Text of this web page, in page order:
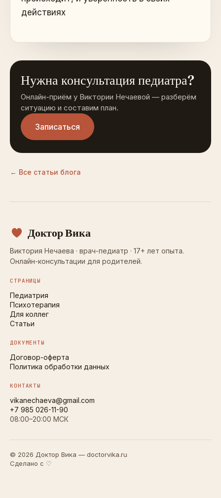
действиях
Нужна консультация педиатра?
Онлайн-приём у Виктории Нечаевой — разберём
ситуацию и составим план.
Записаться
← Все статьи блога
Доктор Вика
Виктория Нечаева · врач-педиатр · 17+ лет опыта.
Онлайн-консультации для родителей.
СТРАНИЦЫ
Педиатрия
Психотерапия
Для коллег
Статьи
ДОКУМЕНТЫ
Договор-оферта
Политика обработки данных
КОНТАКТЫ
vikanechaeva@gmail.com
+7 985 026-11-90
08:00–20:00 МСК
© 2026 Доктор Вика — doctorvika.ru
Сделано с ♡